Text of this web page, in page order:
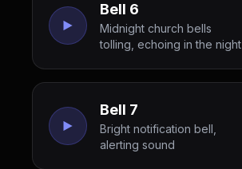
Bell 6
Midnight church bells
tolling, echoing in the night
Bell 7
Bright notification bell,
alerting sound